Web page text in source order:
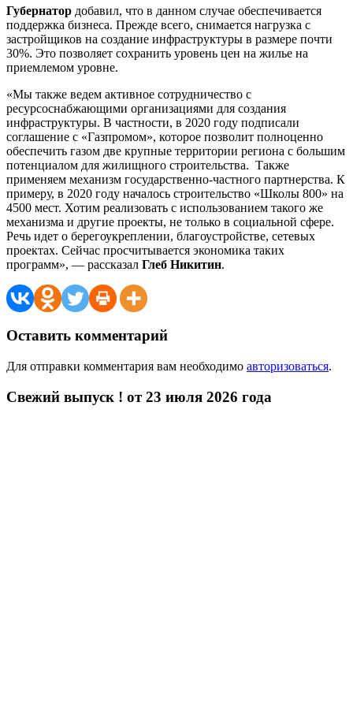
Губернатор добавил, что в данном случае обеспечивается
поддержка бизнеса. Прежде всего, снимается нагрузка с
застройщиков на создание инфраструктуры в размере почти
30%. Это позволяет сохранить уровень цен на жилье на
приемлемом уровне.
«Мы также ведем активное сотрудничество с
ресурсоснабжающими организациями для создания
инфраструктуры. В частности, в 2020 году подписали
соглашение с «Газпромом», которое позволит полноценно
обеспечить газом две крупные территории региона с большим
потенциалом для жилищного строительства. Также
применяем механизм государственно-частного партнерства. К
примеру, в 2020 году началось строительство «Школы 800» на
4500 мест. Хотим реализовать с использованием такого же
механизма и другие проекты, не только в социальной сфере.
Речь идет о берегоукреплении, благоустройстве, сетевых
проектах. Сейчас просчитывается экономика таких
программ», — рассказал Глеб Никитин.
Оставить комментарий
Для отправки комментария вам необходимо авторизоваться.
Свежий выпуск ! от 23 июля 2026 года